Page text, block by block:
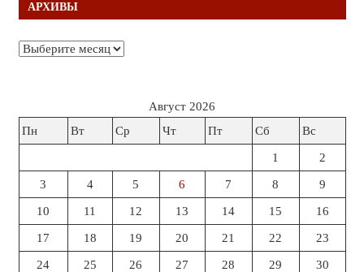
АРХИВЫ
Архивы
Август 2026
Пн
Вт Ср Чт Пт Сб Вс
1 2
3 4 5 6 7 8 9
10 11 12 13 14 15 16
17 18 19 20 21 22 23
24 25 26 27 28 29 30